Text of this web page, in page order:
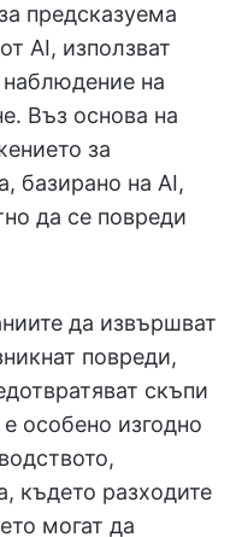
предсказуема
AI, използват
наблюдение на
Въз основа на
за
базирано на AI,
да се повреди
да извършват
повреди,
скъпи
особено изгодно
където разходите
могат да